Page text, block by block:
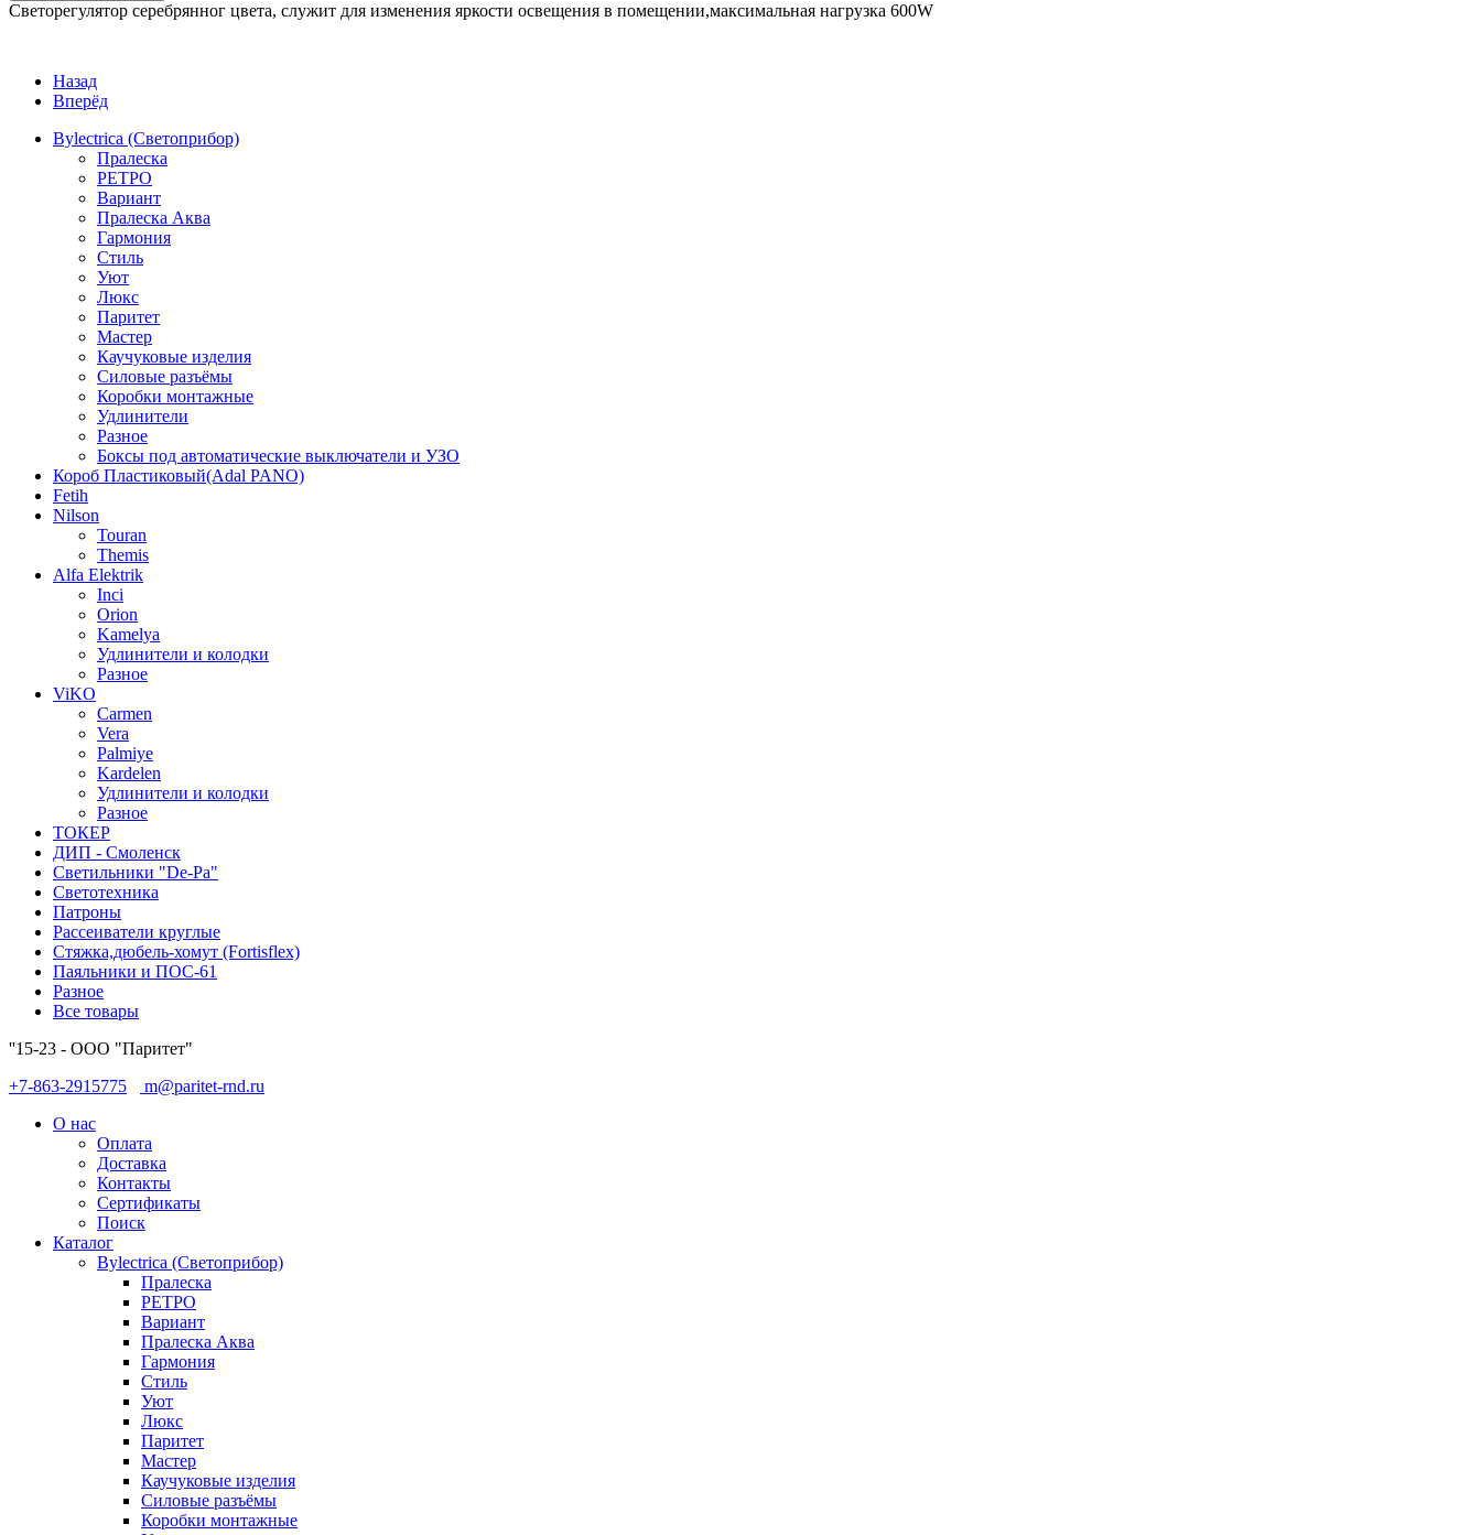
Светорегулятор серебрянног цвета, служит для изменения яркости освещения в помещении,максимальная нагрузка 600W
Назад
Вперёд
Bylectrica (Светоприбор)
Пралеска
РЕТРО
Вариант
Пралеска Аква
Гармония
Стиль
Уют
Люкс
Паритет
Мастер
Каучуковые изделия
Силовые разъёмы
Коробки монтажные
Удлинители
Разное
Боксы под автоматические выключатели и УЗО
Короб Пластиковый(Adal PANO)
Fetih
Nilson
Touran
Themis
Alfa Elektrik
Inci
Orion
Kamelya
Удлинители и колодки
Разное
ViKO
Carmen
Vera
Palmiye
Kardelen
Удлинители и колодки
Разное
ТОКЕР
ДИП - Смоленск
Светильники "De-Pa"
Светотехника
Патроны
Рассеиватели круглые
Стяжка,дюбель-хомут (Fortisflex)
Паяльники и ПОС-61
Разное
Все товары
''15-23 - ООО "Паритет"
+7-863-2915775
m@paritet-rnd.ru
О нас
Оплата
Доставка
Контакты
Сертификаты
Поиск
Каталог
Bylectrica (Светоприбор)
Пралеска
РЕТРО
Вариант
Пралеска Аква
Гармония
Стиль
Уют
Люкс
Паритет
Мастер
Каучуковые изделия
Силовые разъёмы
Коробки монтажные